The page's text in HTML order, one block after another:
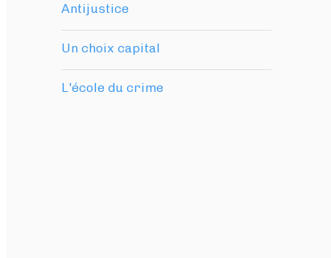
Antijustice
Un choix capital
L'école du crime